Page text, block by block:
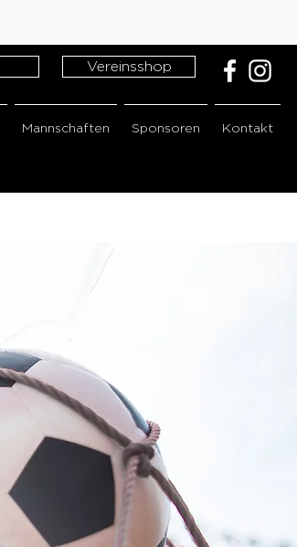
Vereinsshop
Mannschaften Sponsoren Kontakt